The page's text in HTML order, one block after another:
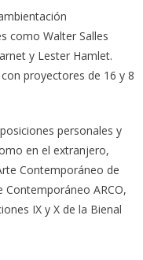
como Walter Salles
y Lester Hamlet.
proyectores de 16 y 8
personales y
en el extranjero,
Contemporáneo de
Contemporáneo ARCO,
IX y X de la Bienal